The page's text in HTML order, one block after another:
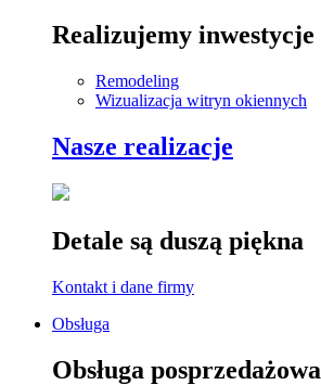
Realizujemy inwestycje
Remodeling
Wizualizacja witryn okiennych
Nasze realizacje
Detale są duszą piękna
Kontakt i dane firmy
Obsługa
Obsługa posprzedażowa